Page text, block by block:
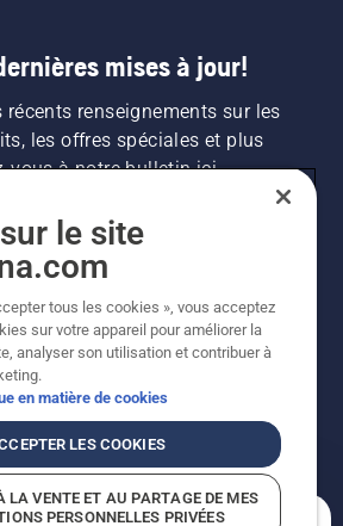
mises à jour!
récents renseignements sur les
les offres spéciales et plus
vous à notre bulletin ici.
À LA NEWSLETTER
AB (publ.). En raison de
le produit peut légèrement
le site
tous les cookies », vous acceptez
sur votre appareil pour améliorer la
analyser son utilisation et contribuer à
en matière de cookies
LES COOKIES
LA VENTE ET AU PARTAGE DE MES
PERSONNELLES PRIVÉES